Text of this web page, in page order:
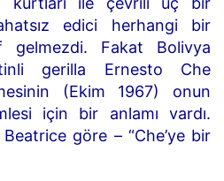
edici herhangi bir
gelmezdi. Fakat Bolivya
gerilla Ernesto Che
(Ekim 1967) onun
için bir anlamı vardı.
göre – “Che’ye bir